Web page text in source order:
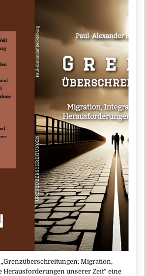
Migration,
Herausforderungen unserer Zeit“ eine